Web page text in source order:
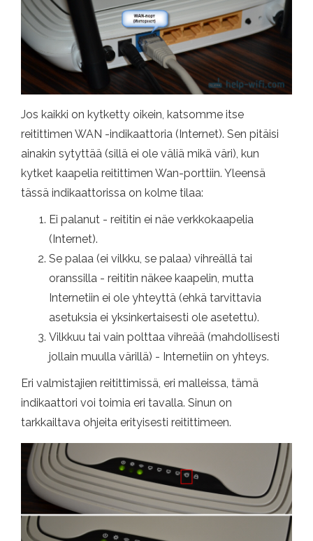
Jos kaikki on kytketty oikein, katsomme itse
reitittimen WAN -indikaattoria (Internet). Sen pitäisi
ainakin sytyttää (sillä ei ole väliä mikä väri), kun
kytket kaapelia reitittimen Wan-porttiin. Yleensä
tässä indikaattorissa on kolme tilaa:
Ei palanut - reititin ei näe verkkokaapelia
(Internet).
Se palaa (ei vilkku, se palaa) vihreällä tai
oranssilla - reititin näkee kaapelin, mutta
Internetiin ei ole yhteyttä (ehkä tarvittavia
asetuksia ei yksinkertaisesti ole asetettu).
Vilkkuu tai vain polttaa vihreää (mahdollisesti
jollain muulla värillä) - Internetiin on yhteys.
Eri valmistajien reitittimissä, eri malleissa, tämä
indikaattori voi toimia eri tavalla. Sinun on
tarkkailtava ohjeita erityisesti reitittimeen.